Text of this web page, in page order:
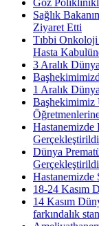
Sağlık
Ziyaret Etti
Tıbbi
Hasta
3 Aralık
1 Aralık
Başhekimimiz
Hastanemizde
Dünya
Gerçekleştirildi
Hastanemizde
18-24 Kasım
14 Kasım
farkındalık